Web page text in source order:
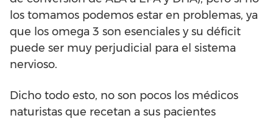
los tomamos podemos estar en problemas, ya
que los omega 3 son esenciales y su déficit
puede ser muy perjudicial para el sistema
nervioso.
Dicho todo esto, no son pocos los médicos
naturistas que recetan a sus pacientes